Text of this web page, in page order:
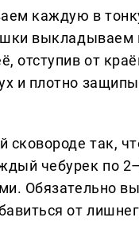
каждую в
отступив от
и плотно
сковороде так,
чебурек по
Обязательно
от